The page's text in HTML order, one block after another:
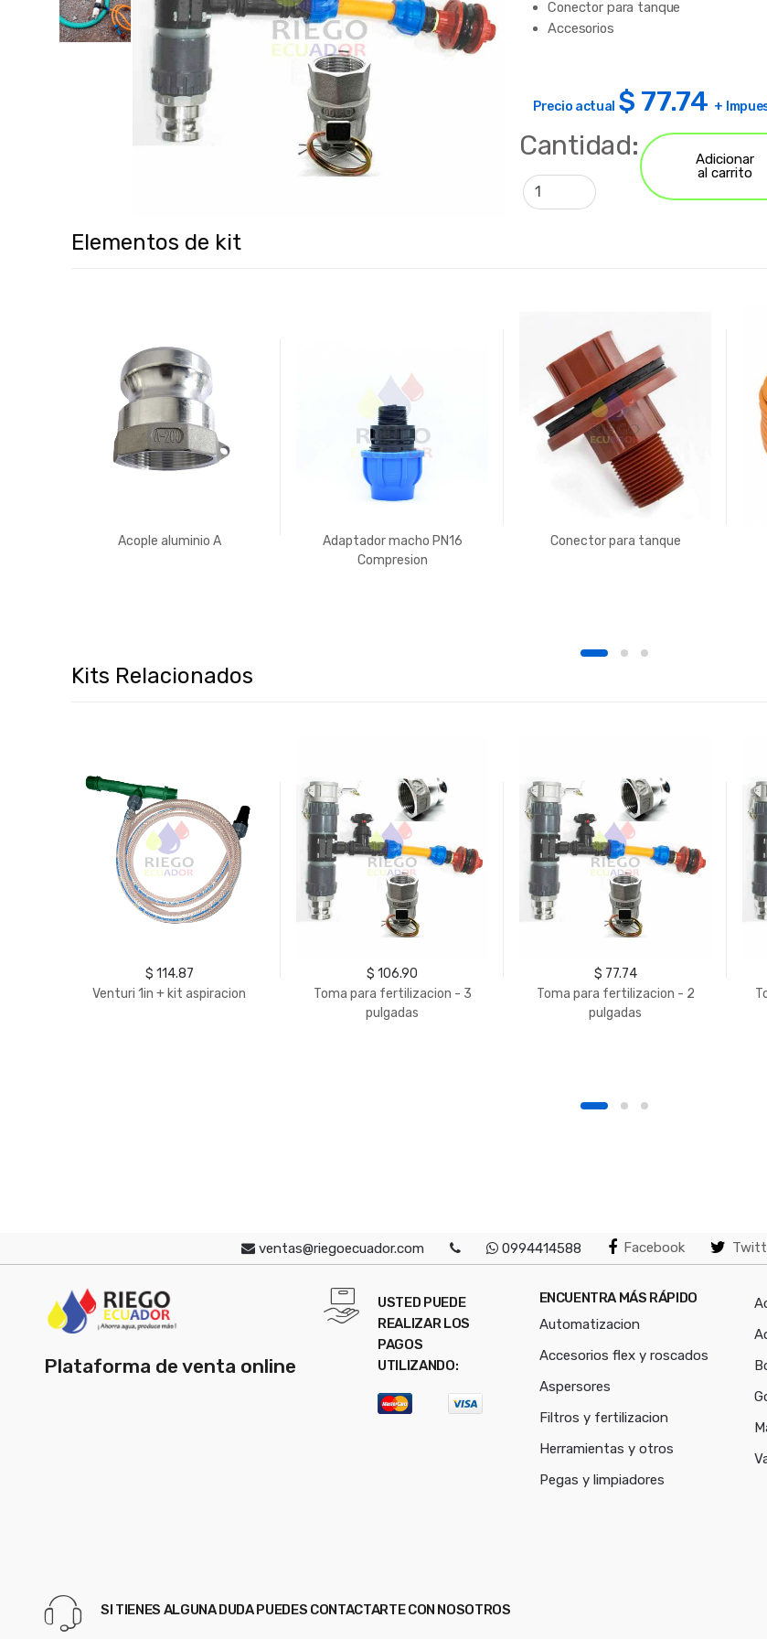
Conector para tanque
Accesorios
Precio actual $ 77.74 +
Cantidad:
Adicionar
al carrito
Elementos de kit
Acople aluminio A
Adaptador macho PN16
Compresion
Conector para tanque
Kits Relacionados
$ 114.87
Venturi 1in + kit aspiracion
$ 106.90
Toma para fertilizacion - 3
pulgadas
$ 77.74
Toma para fertilizacion - 2
pulgadas
ventas@riegoecuador.com 0994414588 Facebook
Plataforma de venta online
USTED PUEDE
REALIZAR LOS
PAGOS
UTILIZANDO:
ENCUENTRA MÁS RÁPIDO
Automatizacion
Accesorios flex y roscados
Aspersores
Filtros y fertilizacion
Herramientas y otros
Pegas y limpiadores
SI TIENES ALGUNA DUDA PUEDES CONTACTARTE CON NOSOTROS